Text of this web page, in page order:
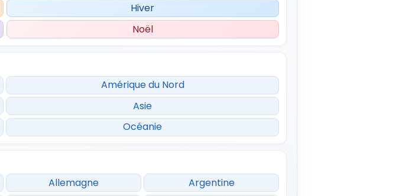
Hiver
Noël
Amérique du Nord
Asie
Océanie
Allemagne
Argentine